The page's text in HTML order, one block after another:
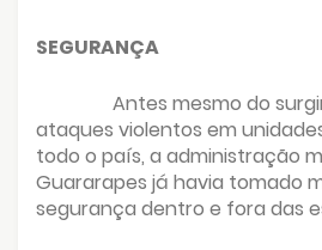
SEGURANÇA
Antes mesmo do
ataques violentos em
todo o país, a administração
Guararapes já havia tomado
segurança dentro e fora das